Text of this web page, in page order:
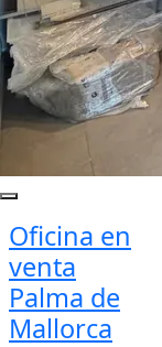
Oficina en
venta
Palma de
Mallorca